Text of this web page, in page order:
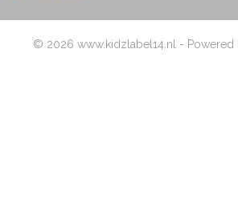
© 2026 www.kidzlabel14.nl - Powered